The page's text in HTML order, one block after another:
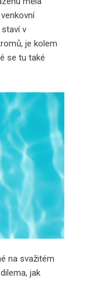
staví v
je kolem
se tu také
na svažitém
jak